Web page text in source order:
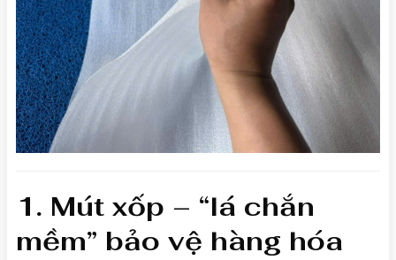
1. Mút xốp – “lá chắn
mềm” bảo vệ hàng hóa